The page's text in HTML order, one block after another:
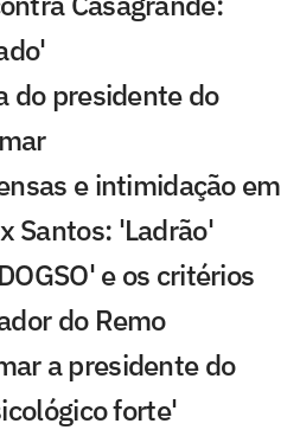
do presidente do
e intimidação em
Santos: 'Ladrão'
e os critérios
do Remo
a presidente do
forte'